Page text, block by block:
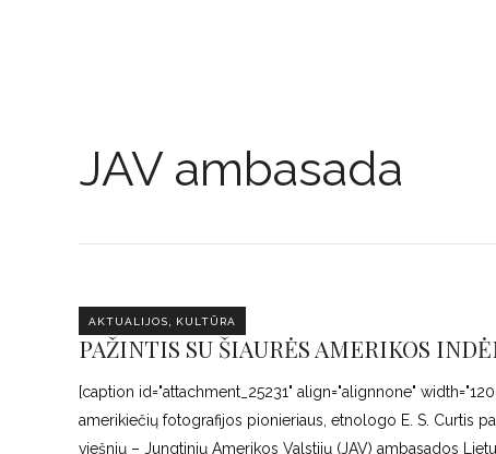
JAV ambasada
AKTUALIJOS, KULTŪRA
PAŽINTIS SU ŠIAURĖS AMERIKOS
[caption id="attachment_25231" align="alignnone"
amerikiečių fotografijos pionieriaus, etnologo E. S. Curtis
viešnių – Jungtinių Amerikos Valstijų (JAV) ambasados